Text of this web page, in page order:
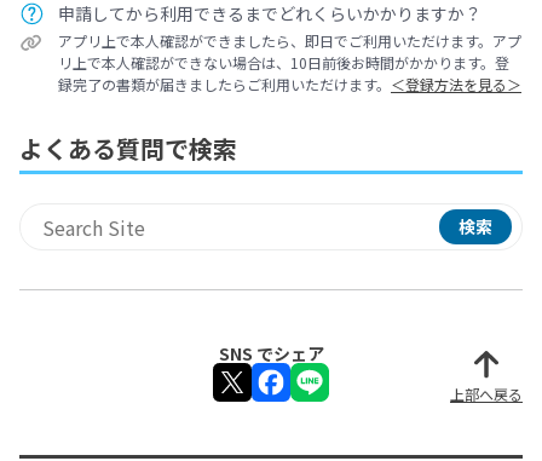
申請してから利用できるまでどれくらいかかりますか？
アプリ上で本人確認ができましたら、即日でご利用いただけます。アプ
リ上で本人確認ができない場合は、10日前後お時間がかかります。登
録完了の書類が届きましたらご利用いただけます。 ＜登録方法を見る＞
よくある質問で検索
サイト内検索 検索
SNS でシェア
上部へ戻る